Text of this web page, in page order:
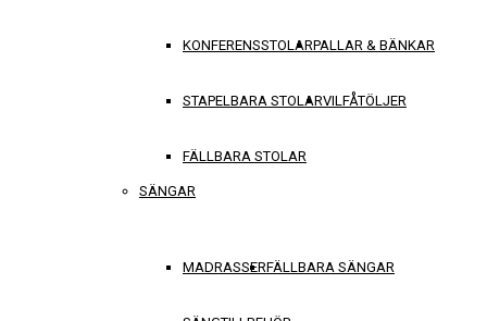
KONFERENSSTOLARPALLAR & BÄNKAR
STAPELBARA STOLARVILFÅTÖLJER
FÄLLBARA STOLAR
SÄNGAR
MADRASSERFÄLLBARA SÄNGAR